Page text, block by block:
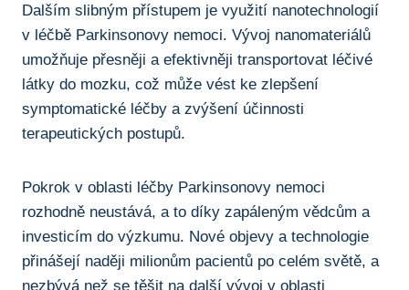
Dalším ‍slibným‍ přístupem ⁤je využití nanotechnologií⁢
v léčbě ⁤Parkinsonovy nemoci. Vývoj nanomateriálů
umožňuje⁣ přesněji a ​efektivněji ‍transportovat ​léčivé
látky ‌do mozku, což‌ může vést ke zlepšení
symptomatické léčby a zvýšení účinnosti
terapeutických​ postupů.
Pokrok ⁣v oblasti⁢ léčby⁣ Parkinsonovy nemoci
rozhodně neustává,‍ a to díky⁢ zapáleným ⁣vědcům a⁣
investicím do výzkumu. Nové objevy a technologie⁤
přinášejí‌ naději milionům ‍pacientů po celém⁣ světě, a
nezbývá ​než se těšit ⁢na ​další ‌vývoj v oblasti